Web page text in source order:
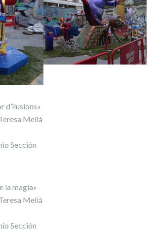
d’ilusions»
Meliá
Sección
la magia»
Meliá
Sección